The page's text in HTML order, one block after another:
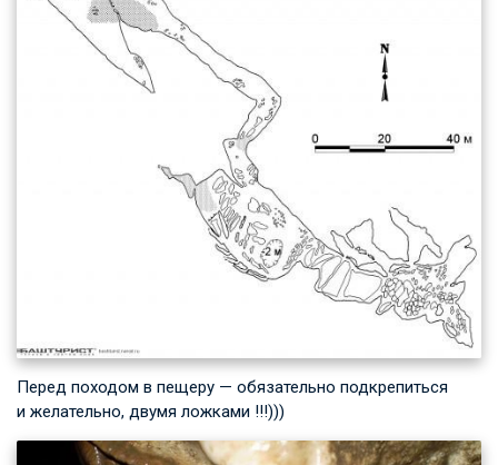
Перед походом в пещеру — обязательно подкрепиться
и желательно, двумя ложками !!!)))